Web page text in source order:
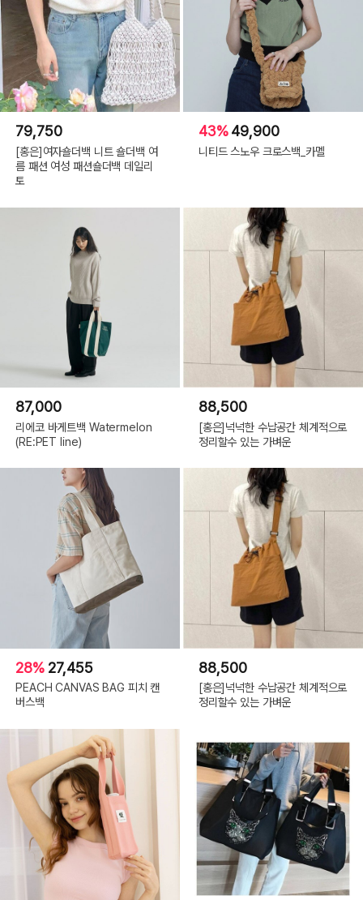
79,750
[홍은]여자숄더백 니트 숄더백 여
름 패션 여성 패션숄더백 데일리
토
43%49,900
니티드 스노우 크로스백_카멜
87,000
리에코 바게트백 Watermelon
(RE:PET line)
88,500
[홍은]넉넉한 수납공간 체계적으로
정리할수 있는 가벼운
28% 27,455
PEACH CANVAS BAG 피치 캔
버스백
88,500
[홍은]넉넉한 수납공간 체계적으로
정리할수 있는 가벼운